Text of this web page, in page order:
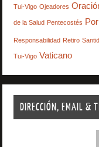
Tui-Vigo Ojeadores
de la Salud Pentecostés
Responsabilidad Retiro
Tui-Vigo Vaticano
DIRECCIÓN, EMAIL &